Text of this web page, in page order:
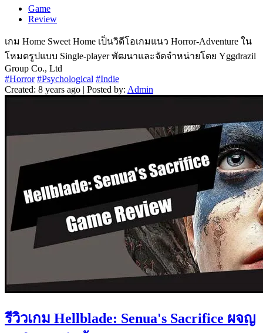
Game
Review
เกม Home Sweet Home เป็นวิดีโอเกมแนว Horror-Adventure ใน
โหมดรูปแบบ Single-player พัฒนาและจัดจำหน่ายโดย Yggdrazil
Group Co., Ltd
#Horror #Psychological #Indie
Created: 8 years ago | Posted by: Admin
รีวิวเกม Hellblade: Senua's Sacrifice ผจญ